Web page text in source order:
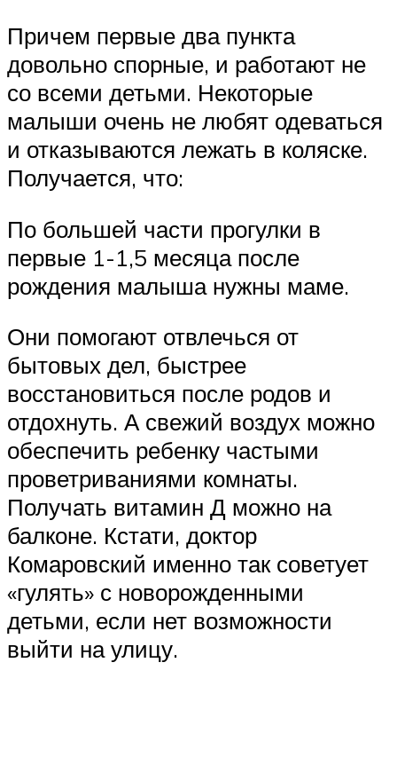
Причем первые два пункта
довольно спорные, и работают не
со всеми детьми. Некоторые
малыши очень не любят одеваться
и отказываются лежать в коляске.
Получается, что:
По большей части прогулки в
первые 1-1,5 месяца после
рождения малыша нужны маме.
Они помогают отвлечься от
бытовых дел, быстрее
восстановиться после родов и
отдохнуть. А свежий воздух можно
обеспечить ребенку частыми
проветриваниями комнаты.
Получать витамин Д можно на
балконе. Кстати, доктор
Комаровский именно так советует
«гулять» с новорожденными
детьми, если нет возможности
выйти на улицу.